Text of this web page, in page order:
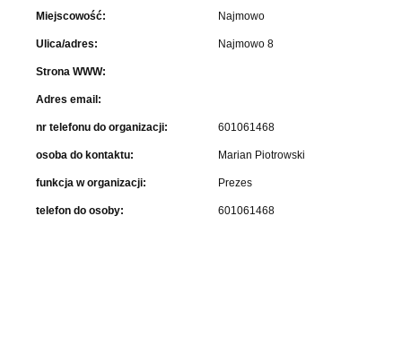
Miejscowość: Najmowo
Ulica/adres: Najmowo 8
Strona WWW:
Adres email:
nr telefonu do organizacji: 601061468
osoba do kontaktu: Marian Piotrowski
funkcja w organizacji: Prezes
telefon do osoby: 601061468